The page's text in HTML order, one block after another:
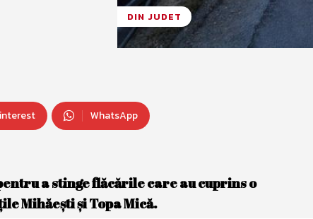
DIN JUDET
WhatsApp
a stinge flăcările care au cuprins o
Mihăești și Topa Mică.